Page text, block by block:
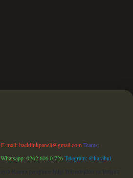
E-mail:backlinkpaneli@gmail.com Teams:
Whatsapp: 0262 606 0 726Telegram: @karabul